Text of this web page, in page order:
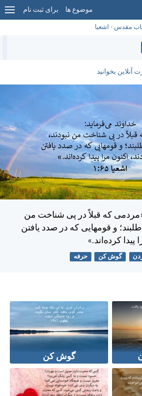
موضوع ها برای ثبت نام
مقدس › اشعيا
آنلاین بخوانید
كه قبلاً در پی شناخت من
و قومهايی كه در صدد يافتن
پيدا كرده‌اند.»
گوش کن حرفه
گوش کن